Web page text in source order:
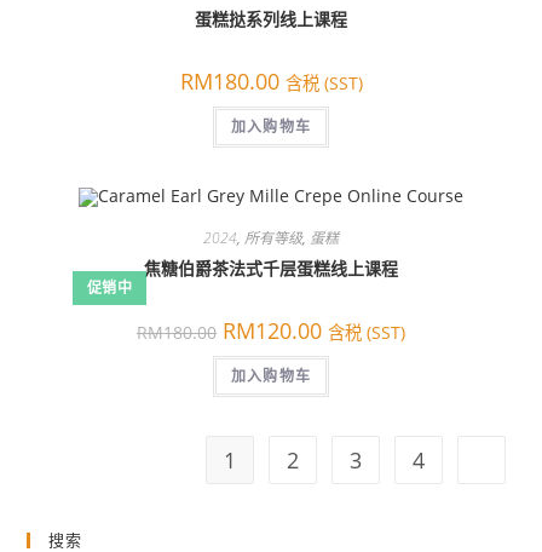
蛋糕挞系列线上课程
RM180.00 含税 (SST)
加入购物车
促销中
2024, 所有等级, 蛋糕
焦糖伯爵茶法式千层蛋糕线上课程
RM180.00 原
价
为：
RM180.00。
RM120.00当
前
价
为：
含税 (SST)
加入购物车
1 2 3 4
搜索